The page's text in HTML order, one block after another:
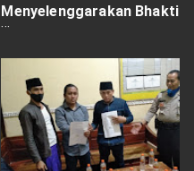
Menyelenggarakan Bhakti
Sosial Di Hari Jadi Kota